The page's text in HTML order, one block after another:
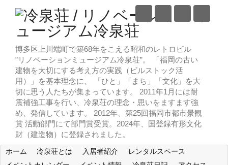
博多区上川端町で築68年をこえる昭和のレトロビル
”リノベーションミュージアム冷泉荘”。 「福岡の古い
建物を大切にする考え方の実践（ビルストック活
用）」を基本理念に、 「ひと」「まち」「文化」を大
切に思う人たちが集まっています。 2011年1月には耐
震補強工事を行い、冷泉荘の理念・思いをますます強
め、発信しています。 2012年、第25回福岡市都市景観
賞 活動部門にて部門賞受賞。2024年、国登録有形文化
財（建造物）に登録されました。
ホーム 冷泉荘とは 入居者紹介
レンタルスペース